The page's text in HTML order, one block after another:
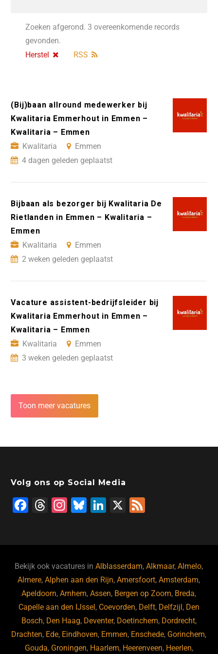
Zoeken afgerond. 3 overeenkomende records
gevonden.
Herstel
RSS
(Bij)baan allround medewerker bij
Kwalitaria Emmerhout in Emmen –
Kwalitaria – Emmen
Kwalitaria
Emmen
4 dagen geleden geplaatst
Bijbaan als bezorger bij Kwalitaria De
Rietlanden in Emmen – Kwalitaria –
Emmen
Kwalitaria
Emmen
2 weken geleden geplaatst
Vacature assistent-bedrijfsleider bij
Kwalitaria Emmerhout in Emmen –
Kwalitaria – Emmen
Kwalitaria
Emmen
3 weken geleden geplaatst
Toon meer vacatures
Volg ons op Social Media
F
b
o
o
k
T
d
s
In
a
m
Bl
ky
Li
dI
n
X
Bekijk ook vacatures inAlblasserdam,Alkmaar,Almelo,
Almere,Alphen aan den Rijn,Amersfoort,Amsterdam,
Apeldoorn,Arnhem,Assen, Bergen op Zoom, Breda,
Capelle aan den IJssel , Coevorden, Delft, Delfzijl , Den
Bosch, Den Haag, Deventer, Doetinchem, Dordrecht,
Drachten, Ede, Eindhoven, Emmen, Enschede, Gorinchem,
Gouda, Groningen, Haarlem, Heerenveen, Heerlen,